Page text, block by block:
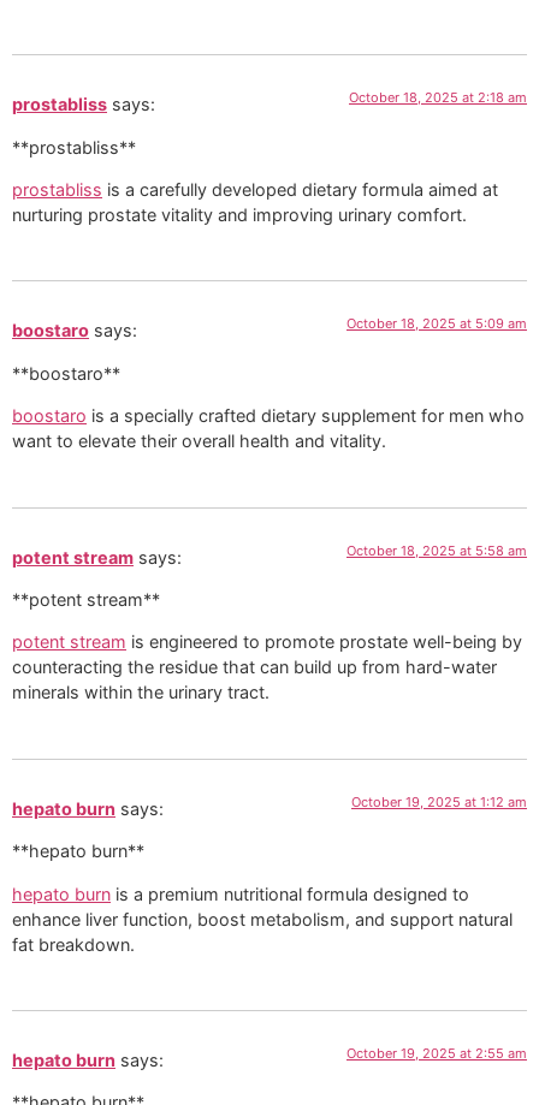
prostabliss says: October 18, 2025 at 2:18 am
**prostabliss**
prostabliss is a carefully developed dietary formula aimed at
nurturing prostate vitality and improving urinary comfort.
boostaro says: October 18, 2025 at 5:09 am
** boostaro**
boostaro is a specially crafted dietary supplement for men who
want to elevate their overall health and vitality.
potent stream says: October 18, 2025 at 5:58 am
**potent stream**
potent stream is engineered to promote prostate well-being by
counteracting the residue that can build up from hard-water
minerals within the urinary tract.
hepato burn says: October 19, 2025 at 1:12 am
**hepato burn**
hepato burn is a premium nutritional formula designed to
enhance liver function, boost metabolism, and support natural
fat breakdown.
hepato burn says: October 19, 2025 at 2:55 am